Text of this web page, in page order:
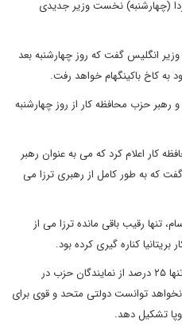
(چهارشنبه) نخست وزیر جدیدی
انگلیس گفت که روز چهارشنبه بعد
به کاخ باکینگهام خواهد رفت.
رهبر حزب محافظه کار از روز چهارشنبه
کار اعلام کرد که می به عنوان رهبر
که به طور کامل از رهبری ترزا می
تنها رقیب باقی مانده ترزا می از
کناره گیری کرده بود.
لدسام گفت، با توجه به این که حمایت تنها ۲۵ درصد از نمایندگان حزب در
نخواهد توانست دولتی متحد و قوی برای
تشکیل دهد.